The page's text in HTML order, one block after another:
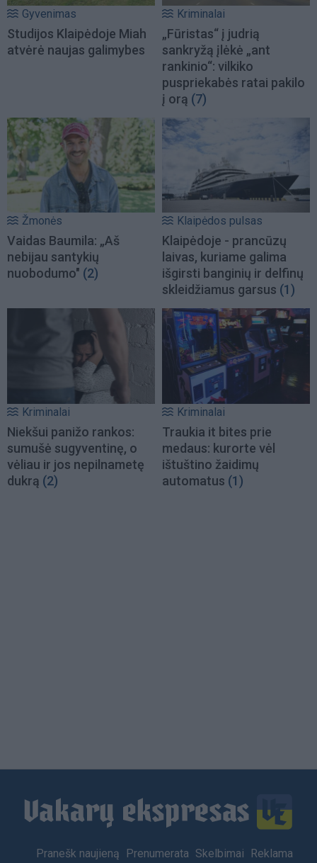
Gyvenimas
Studijos Klaipėdoje Miah
atvėrė naujas galimybes
Kriminalai
„Fūristas“ į judrią
sankryžą įlėkė „ant
rankinio“: vilkiko
puspriekabės ratai pakilo
į orą (7)
Žmonės
Vaidas Baumila: „Aš
nebijau santykių
nuobodumo" (2)
Klaipėdos pulsas
Klaipėdoje - prancūzų
laivas, kuriame galima
išgirsti banginių ir delfinų
skleidžiamus garsus (1)
Kriminalai
Niekšui panižo rankos:
sumušė sugyventinę, o
vėliau ir jos nepilnametę
dukrą (2)
Kriminalai
Traukia it bites prie
medaus: kurorte vėl
ištuštino žaidimų
automatus (1)
Footer
Pranešk naujieną Prenumerata Skelbimai Reklama